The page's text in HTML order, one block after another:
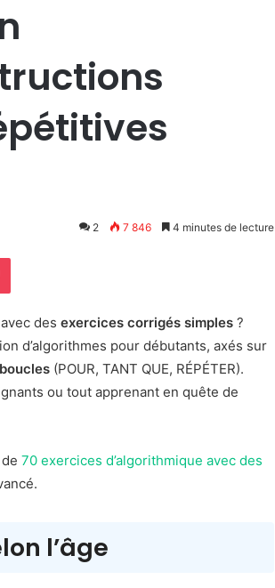
2 7 846 4 minutes de lecture
Pocket
des exercices corrigés simples ?
d’algorithmes pour débutants, axés sur
boucles (POUR, TANT QUE, RÉPÉTER).
ou tout apprenant en quête de
de70 exercices d’algorithmique avec des
l’âge